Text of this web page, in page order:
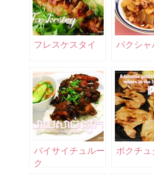
フレスケスタイ パクシャ
バイサイチュルー
ク
ポクチュ